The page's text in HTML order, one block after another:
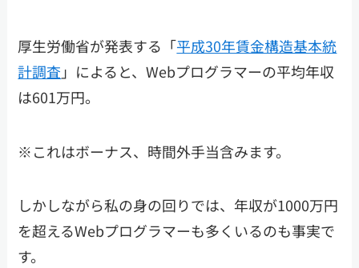
厚生労働省が発表する「平成30年賃金構造基本統
計調査 」によると、Webプログラマーの平均年収
は601万円。
※これはボーナス、時間外手当含みます。
しかしながら私の身の回りでは、年収が1000万円
を超えるWebプログラマーも多くいるのも事実で
す。